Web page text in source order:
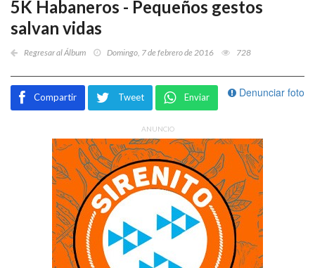
5K Habaneros - Pequeños gestos
salvan vidas
Regresar al Álbum Domingo, 7 de febrero de 2016 728
Denunciar foto
Compartir Tweet Enviar
ANUNCIO